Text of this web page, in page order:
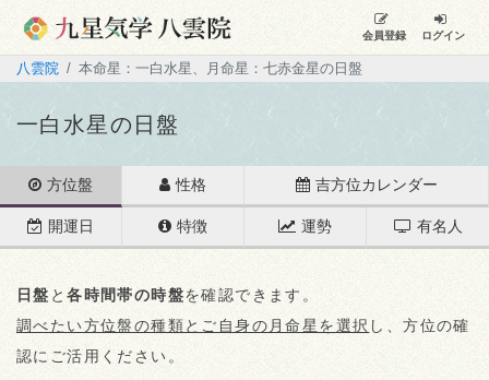
会員登録 ログイン
八雲院 本命星：一白水星、月命星：七赤金星の日盤
一白水星の日盤
方位盤 性格 吉方位カレンダー
開運日 特徴 運勢 有名人
日盤 と各時間帯の時盤を確認できます。
調べたい方位盤の種類とご自身の月命星を選択 し、方位の確
認にご活用ください。